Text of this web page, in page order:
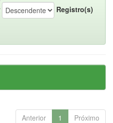
Registro(s)
Anterior 1 Próximo